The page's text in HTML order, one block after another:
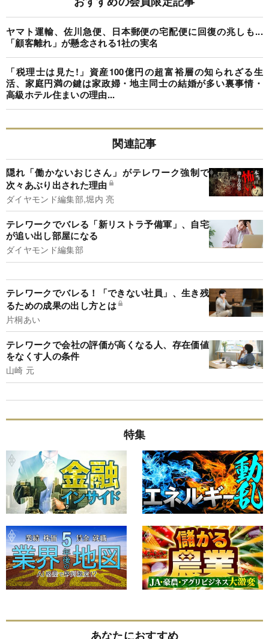
ヤマト運輸、佐川急便、日本郵便の宅配便に回復の兆しも...
「顧客離れ」が懸念される1社の実名
「税理士は見た!」資産100億円の超富裕層の知られざる生
活、家庭円満の鍵は家政婦・地主同士の結婚が多い裏事情・
高級ホテル住まいの理由...
関連記事
隠れ「働かないおじさん」がテレワーク強制で
次々あぶり出された理由
ダイヤモンド編集部,堀内 亮
テレワークでバレる「新リストラ予備軍」、自宅
が追い出し部屋になる
ダイヤモンド編集部
テレワークでバレる！「できない社員」、生き残
るための成果の出し方とは
片桐あい
テレワークで会社の評価が高くなる人、存在価値
をなくす人の条件
山崎 元
特集
あなたにおすすめ